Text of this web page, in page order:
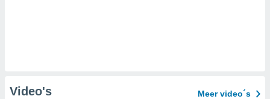
Video's Meer video´s